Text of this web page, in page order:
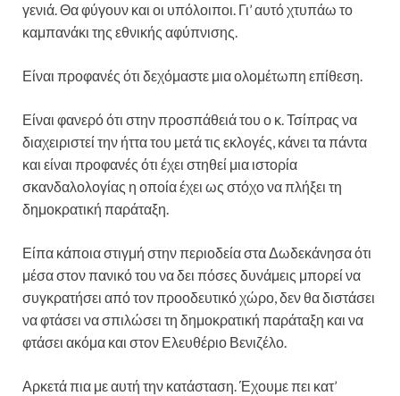
γενιά. Θα φύγουν και οι υπόλοιποι. Γι’ αυτό χτυπάω το
καμπανάκι της εθνικής αφύπνισης.
Είναι προφανές ότι δεχόμαστε μια ολομέτωπη επίθεση.
Είναι φανερό ότι στην προσπάθειά του ο κ. Τσίπρας να
διαχειριστεί την ήττα του μετά τις εκλογές, κάνει τα πάντα
και είναι προφανές ότι έχει στηθεί μια ιστορία
σκανδαλολογίας η οποία έχει ως στόχο να πλήξει τη
δημοκρατική παράταξη.
Είπα κάποια στιγμή στην περιοδεία στα Δωδεκάνησα ότι
μέσα στον πανικό του να δει πόσες δυνάμεις μπορεί να
συγκρατήσει από τον προοδευτικό χώρο, δεν θα διστάσει
να φτάσει να σπιλώσει τη δημοκρατική παράταξη και να
φτάσει ακόμα και στον Ελευθέριο Βενιζέλο.
Αρκετά πια με αυτή την κατάσταση. Έχουμε πει κατ’